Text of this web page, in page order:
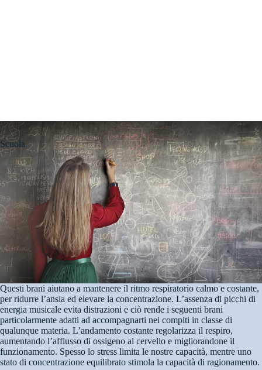
Scuola
Questi brani aiutano a mantenere il ritmo respiratorio calmo e costante,
per ridurre l’ansia ed elevare la concentrazione. L’assenza di picchi di
energia musicale evita distrazioni e ciò rende i seguenti brani
particolarmente adatti ad accompagnarti nei compiti in classe di
qualunque materia. L’andamento costante regolarizza il respiro,
aumentando l’afflusso di ossigeno al cervello e migliorandone il
funzionamento. Spesso lo stress limita le nostre capacità, mentre uno
stato di concentrazione equilibrato stimola la capacità di ragionamento.